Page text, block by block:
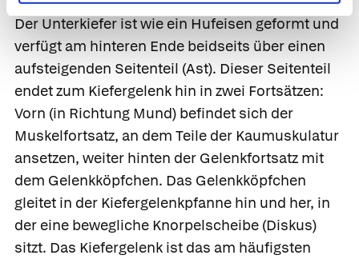
Der Unterkiefer ist wie ein Hufeisen geformt und
verfügt am hinteren Ende beidseits über einen
aufsteigenden Seitenteil (Ast). Dieser Seitenteil
endet zum Kiefergelenk hin in zwei Fortsätzen:
Vorn (in Richtung Mund) befindet sich der
Muskelfortsatz, an dem Teile der Kaumuskulatur
ansetzen, weiter hinten der Gelenkfortsatz mit
dem Gelenkköpfchen. Das Gelenkköpfchen
gleitet in der Kiefergelenkpfanne hin und her, in
der eine bewegliche Knorpelscheibe (Diskus)
sitzt. Das Kiefergelenk ist das am häufigsten